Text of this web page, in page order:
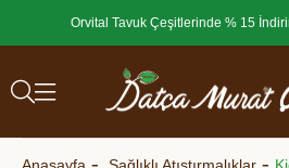
Orvital Tavuk Çeşitlerinde % 15